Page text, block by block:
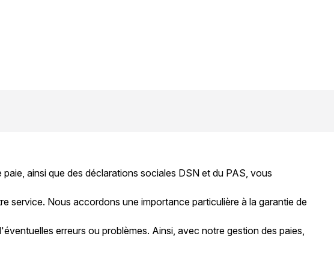
ainsi que des déclarations sociales DSN et du PAS, vous
service. Nous accordons une importance particulière à la garantie de
erreurs ou problèmes. Ainsi, avec notre gestion des paies,